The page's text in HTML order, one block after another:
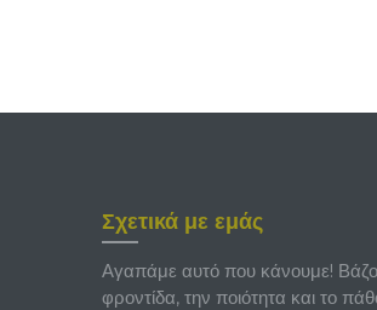
Σχετικά με εμάς
Αγαπάμε αυτό που κάνουμε!
φροντίδα, την ποιότητα και το